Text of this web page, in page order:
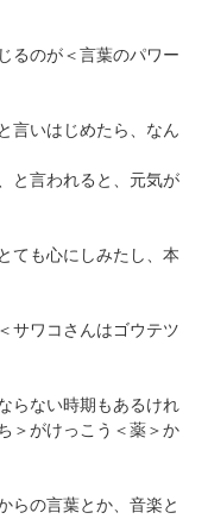
るのが＜言葉のパワー
言いはじめたら、なん
と言われると、元気が
ても心にしみたし、本
サワコさんはゴウテツ
らない時期もあるけれ
＞がけっこう＜薬＞か
らの言葉とか、音楽と